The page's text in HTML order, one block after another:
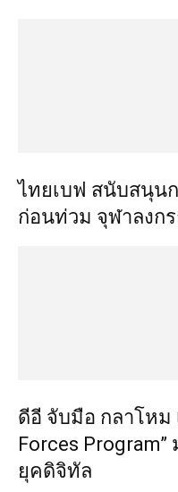
ไทยเบฟ สนับสนุน
ก่อนท่วม จุฬาลงก
ดีอี จับมือ กลาโหม
Forces
ยุคดิจิทัล